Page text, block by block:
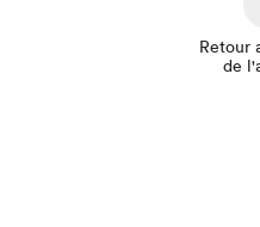
Retour
de